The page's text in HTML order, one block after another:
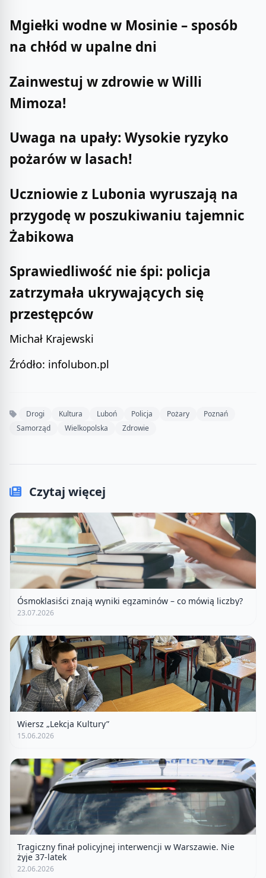
Mgiełki wodne w Mosinie – sposób
na chłód w upalne dni
Zainwestuj w zdrowie w Willi
Mimoza!
Uwaga na upały: Wysokie ryzyko
pożarów w lasach!
Uczniowie z Lubonia wyruszają na
przygodę w poszukiwaniu tajemnic
Żabikowa
Sprawiedliwość nie śpi: policja
zatrzymała ukrywających się
przestępców
Michał Krajewski
Źródło: infolubon.pl
Drogi Kultura Luboń Policja Pożary
Poznań
Samorząd
Wielkopolska Zdrowie
Czytaj więcej
Ósmoklasiści znają wyniki egzaminów – co mówią liczby?
23.07.2026
Wiersz „Lekcja Kultury”
15.06.2026
Tragiczny finał policyjnej interwencji w Warszawie. Nie
żyje 37-latek
22.06.2026